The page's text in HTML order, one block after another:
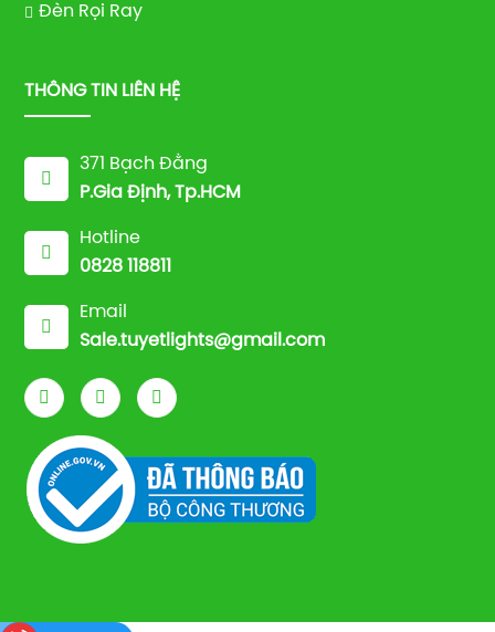
Đèn Rọi Ray
THÔNG TIN LIÊN HỆ
371 Bạch Đằng
P.Gia Định, Tp.HCM
Hotline
0828 118811
Email
Sale.tuyetlights@gmail.com